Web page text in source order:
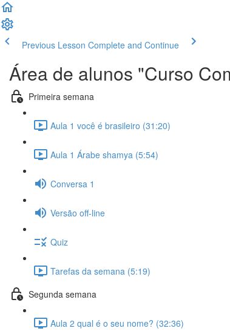
Previous Lesson Complete and Continue
Área de alunos "Curso
Primeira semana
Aula 1 você é brasileiro (31:20)
Aula 1 Árabe shamya (5:54)
Conversa 1
Versão off-line
Quiz
Tarefas da semana (5:19)
Segunda semana
Aula 2 qual é o seu nome? (32:36)